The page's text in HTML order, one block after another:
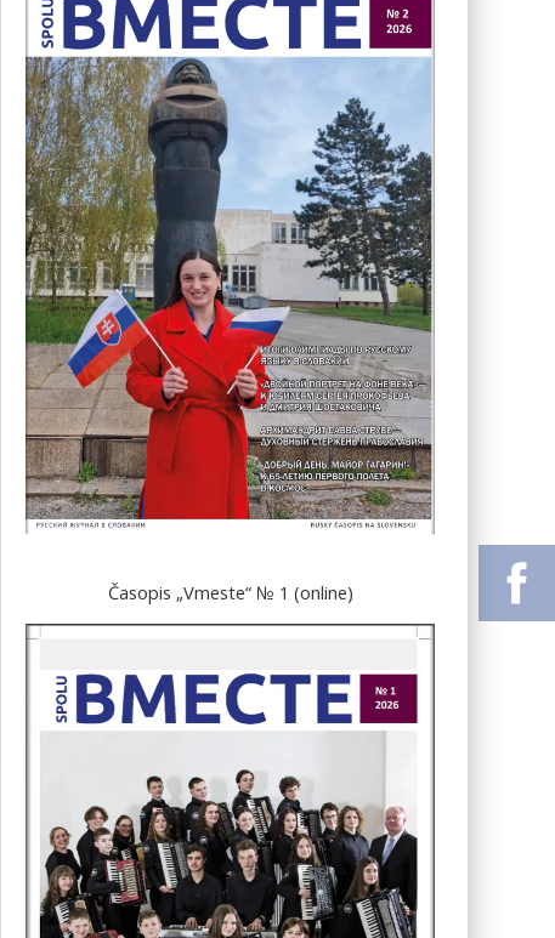
Časopis „Vmeste“ № 1 (online)